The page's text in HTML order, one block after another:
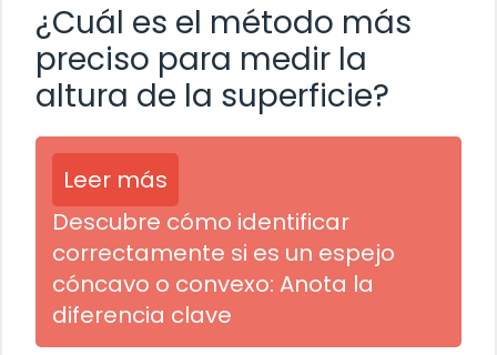
¿Cuál es el método más
preciso para medir la
altura de la superficie?
Leer más
Descubre cómo identificar
correctamente si es un espejo
cóncavo o convexo: Anota la
diferencia clave